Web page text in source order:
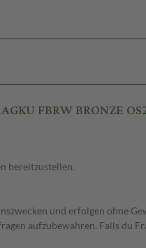
FBRW BRONZE
bereitzustellen.
und erfolgen ohne
aufzubewahren. Falls du